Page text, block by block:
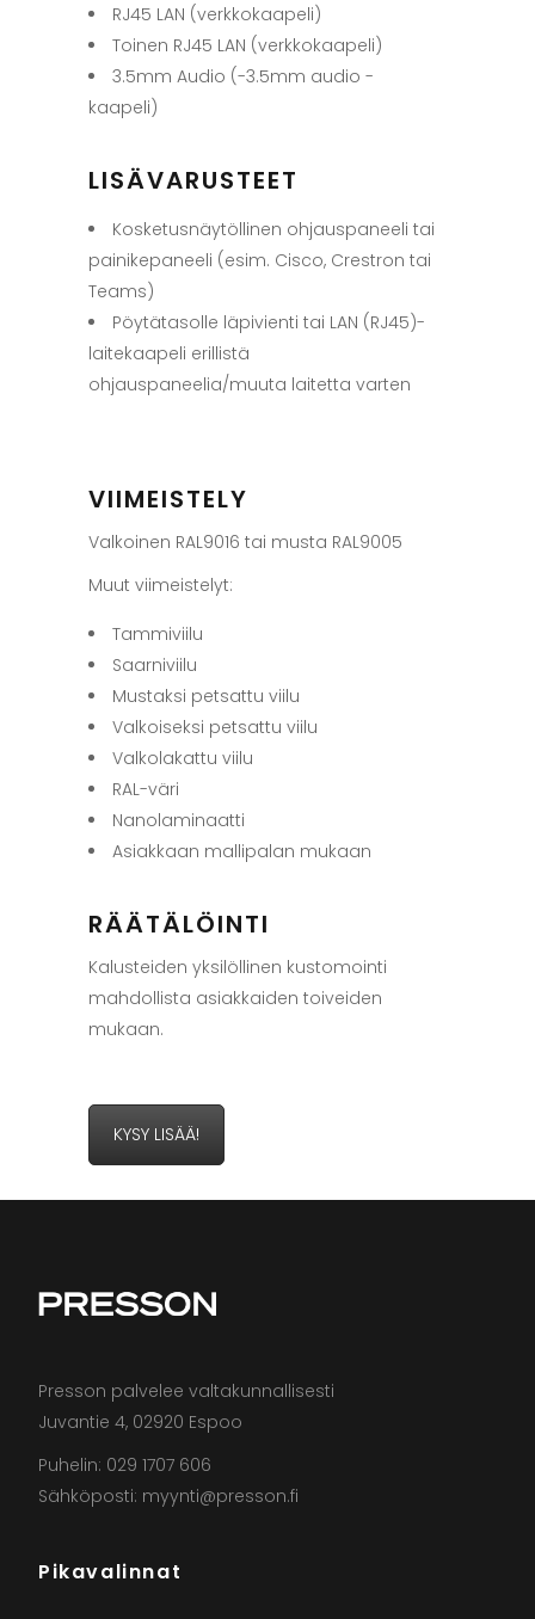
RJ45 LAN (verkkokaapeli)
Toinen RJ45 LAN (verkkokaapeli)
3.5mm Audio (-3.5mm audio -
kaapeli)
LISÄVARUSTEET
Kosketusnäytöllinen ohjauspaneeli tai
painikepaneeli (esim. Cisco, Crestron tai
Teams)
Pöytätasolle läpivienti tai LAN (RJ45)-
laitekaapeli erillistä
ohjauspaneelia/muuta laitetta varten
VIIMEISTELY
Valkoinen RAL9016 tai musta RAL9005
Muut viimeistelyt:
Tammiviilu
Saarniviilu
Mustaksi petsattu viilu
Valkoiseksi petsattu viilu
Valkolakattu viilu
RAL-väri
Nanolaminaatti
Asiakkaan mallipalan mukaan
RÄÄTÄLÖINTI
Kalusteiden yksilöllinen kustomointi
mahdollista asiakkaiden toiveiden
mukaan.
KYSY LISÄÄ!
Presson palvelee valtakunnallisesti
Juvantie 4, 02920 Espoo
Puhelin: 029 1707 606
Sähköposti: myynti@presson.fi
Pikavalinnat